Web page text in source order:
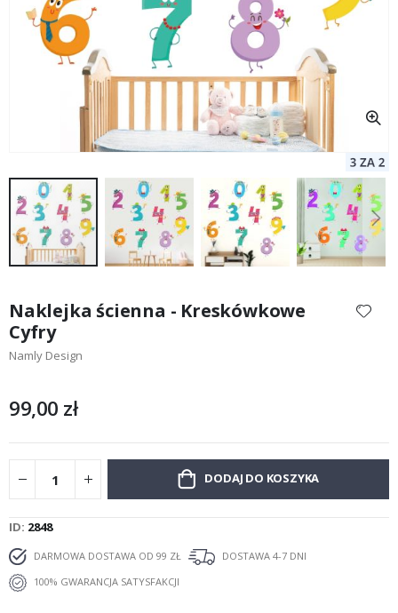
początek
galerii
Naklejka ścienna - Kreskówkowe
Cyfry
Namly Design
99,00 zł
DODAJ DO KOSZYKA
ID 2848
DARMOWA DOSTAWA OD 99 ZŁ
DOSTAWA 4-7 DNI
100% GWARANCJA SATYSFAKCJI